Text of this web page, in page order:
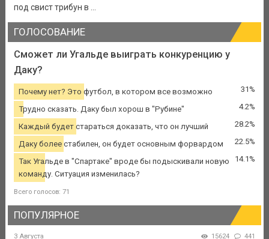
под свист трибун в ...
ГОЛОСОВАНИЕ
Сможет ли Угальде выиграть конкуренцию у
Даку?
Почему нет? Это футбол, в котором все возможно 31%
Трудно сказать. Даку был хорош в "Рубине" 4.2%
Каждый будет стараться доказать, что он лучший 28.2%
Даку более стабилен, он будет основным форвардом 22.5%
Так Угальде в "Спартаке" вроде бы подыскивали новую
команду. Ситуация изменилась?
14.1%
Всего голосов: 71
ПОПУЛЯРНОЕ
3 Августа 15624 441